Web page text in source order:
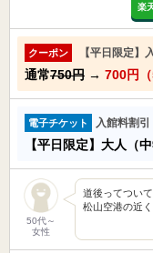
楽
クーポン 【平日限定】
通常750円 → 700円（
電子チケット 入館料割引
【平日限定】大人（
50代～
女性
道後ってつい
松山空港の近